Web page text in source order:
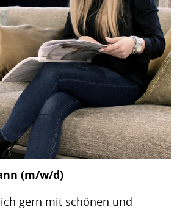
(m/w/d)
gern mit schönen und